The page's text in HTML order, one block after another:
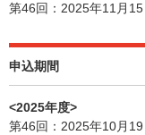
第46回：2025年11月
申込期間
<2025年度>
第46回：2025年10月